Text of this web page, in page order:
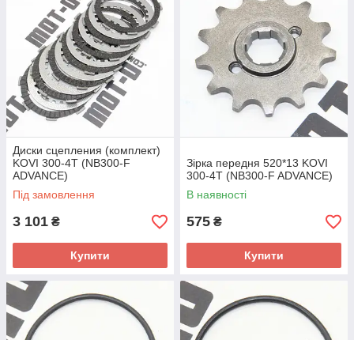
Диски сцепления (комплект)
KOVI 300-4T (NB300-F
ADVANCE)
Під замовлення
3 101 ₴
Купити
Зірка передня 520*13 KOVI
300-4T (NB300-F ADVANCE)
В наявності
575 ₴
Купити